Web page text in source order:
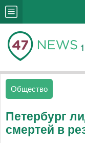
Общество
Петербург
смертей в